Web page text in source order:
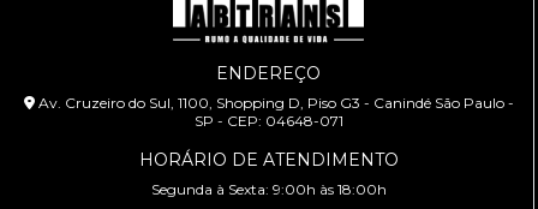
ENDEREÇO
Av. Cruzeiro do Sul, 1100, Shopping D, Piso G3 - Canindé São Paulo -
SP - CEP: 04648-071
HORÁRIO DE ATENDIMENTO
Segunda à Sexta: 9:00h às 18:00h